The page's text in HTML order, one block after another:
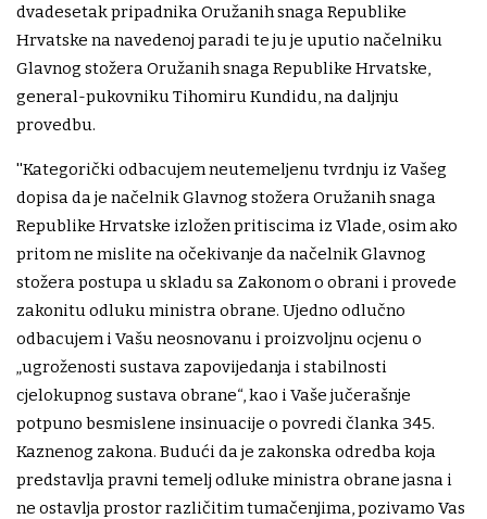
dvadesetak pripadnika Oružanih snaga Republike
Hrvatske na navedenoj paradi te ju je uputio načelniku
Glavnog stožera Oružanih snaga Republike Hrvatske,
general-pukovniku Tihomiru Kundidu, na daljnju
provedbu.
''Kategorički odbacujem neutemeljenu tvrdnju iz Vašeg
dopisa da je načelnik Glavnog stožera Oružanih snaga
Republike Hrvatske izložen pritiscima iz Vlade, osim ako
pritom ne mislite na očekivanje da načelnik Glavnog
stožera postupa u skladu sa Zakonom o obrani i provede
zakonitu odluku ministra obrane. Ujedno odlučno
odbacujem i Vašu neosnovanu i proizvoljnu ocjenu o
„ugroženosti sustava zapovijedanja i stabilnosti
cjelokupnog sustava obrane“, kao i Vaše jučerašnje
potpuno besmislene insinuacije o povredi članka 345.
Kaznenog zakona. Budući da je zakonska odredba koja
predstavlja pravni temelj odluke ministra obrane jasna i
ne ostavlja prostor različitim tumačenjima, pozivamo Vas